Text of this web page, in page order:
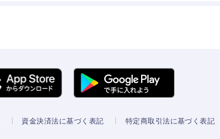
資金決済法に基づく表記 特定商取引法に基づく表記